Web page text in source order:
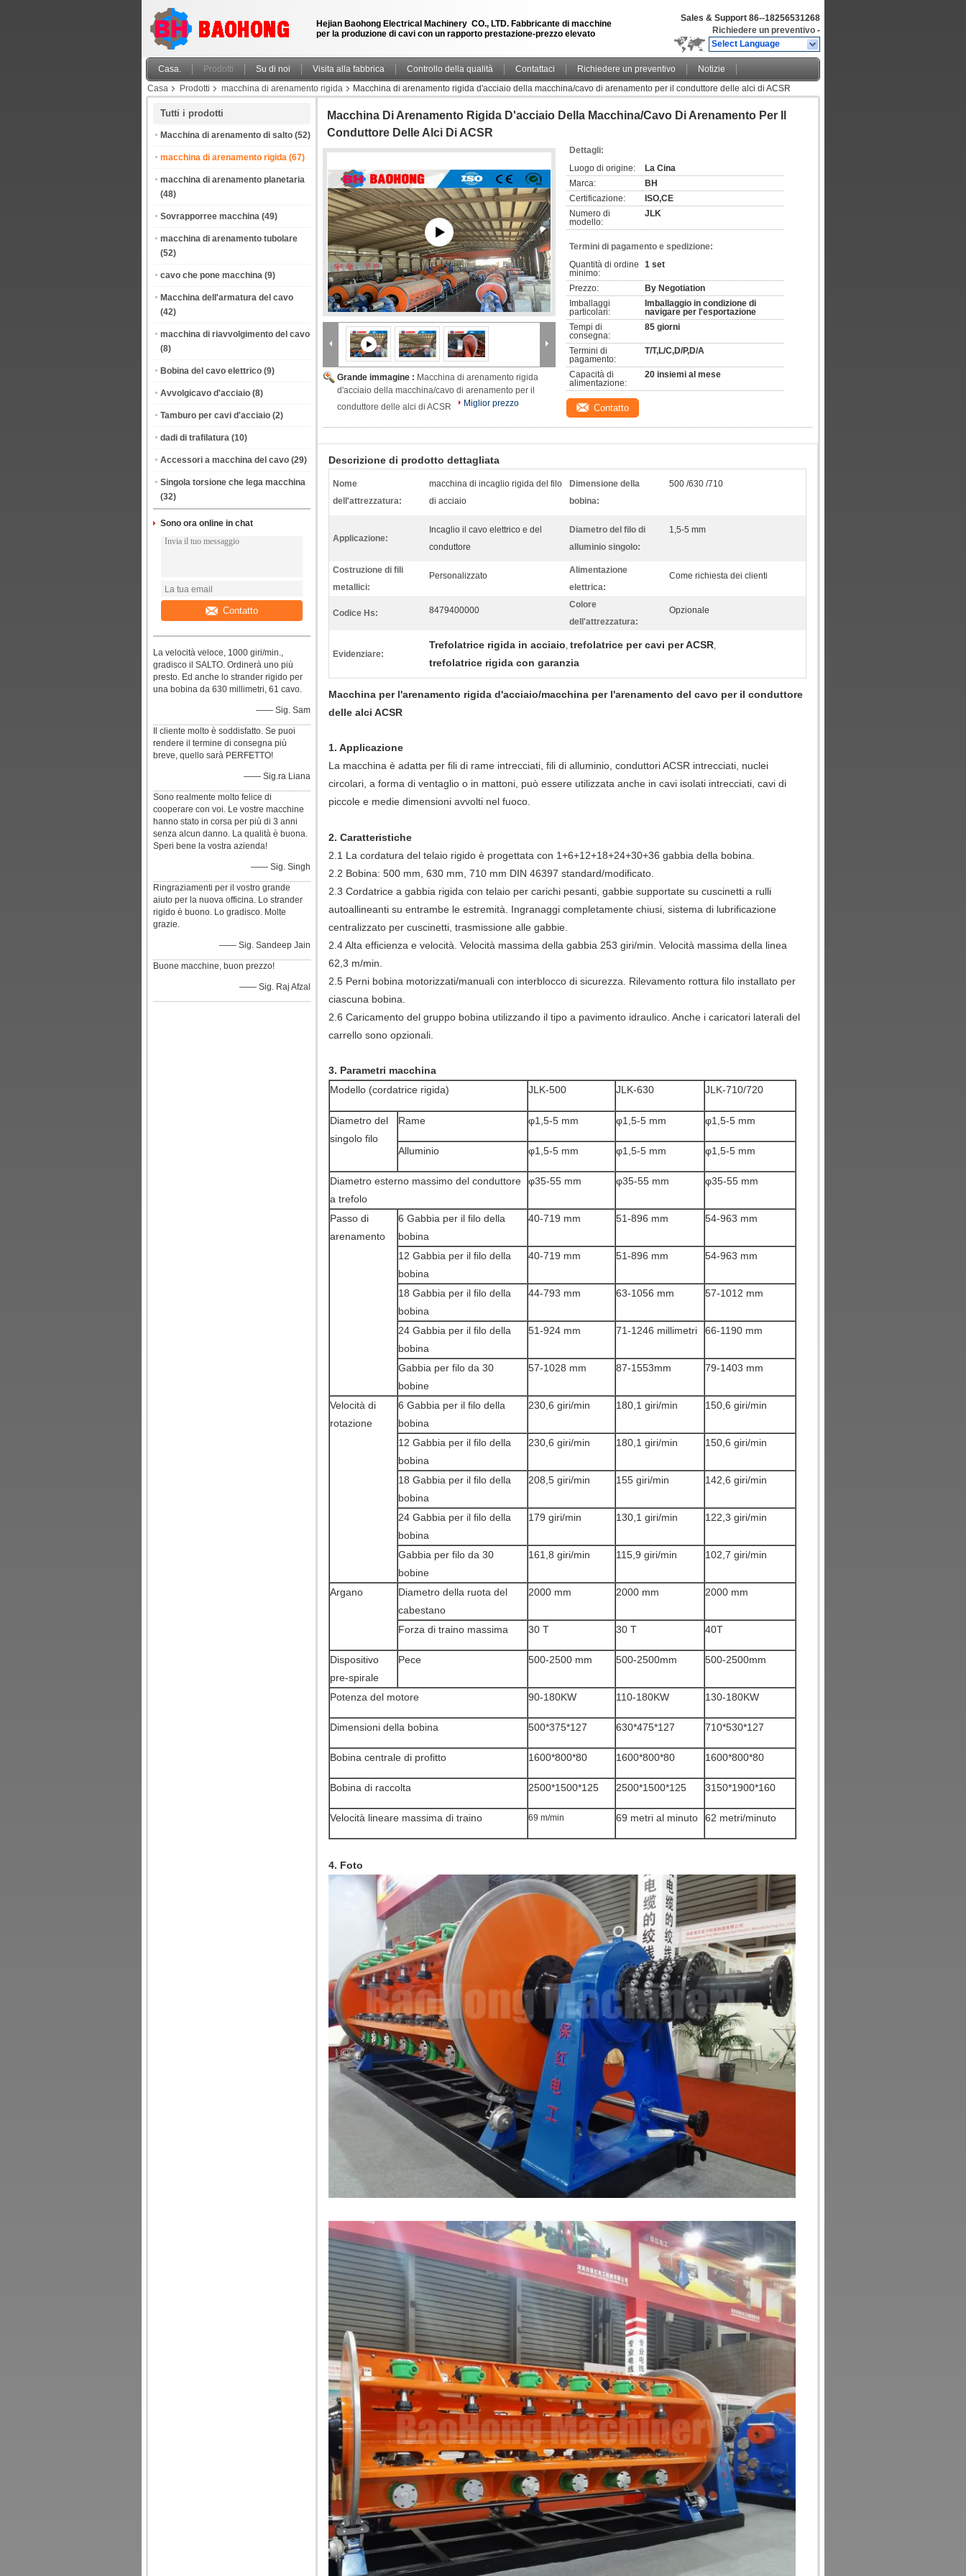
Hejian Baohong Electrical Machinery CO., LTD. Fabbricante di macchine
per la produzione di cavi con un rapporto prestazione-prezzo elevato
Sales & Support 86--18256531268
Richiedere un preventivo -
Select Language
Casa. Prodotti Su di noi Visita alla fabbrica Controllo della qualità Contattaci Richiedere un preventivo
Notizie
Casa
Prodotti macchina di arenamento rigida Macchina di arenamento rigida d'acciaio della macchina/cavo di arenamento per il conduttore delle alci di ACSR
Tutti i prodotti
Macchina di arenamento di salto (52)
macchina di arenamento rigida (67)
macchina di arenamento planetaria
(48)
Sovrapporree macchina (49)
macchina di arenamento tubolare
(52)
cavo che pone macchina (9)
Macchina dell'armatura del cavo
(42)
macchina di riavvolgimento del cavo
(8)
Bobina del cavo elettrico (9)
Avvolgicavo d'acciaio (8)
Tamburo per cavi d'acciaio (2)
dadi di trafilatura (10)
Accessori a macchina del cavo (29)
Singola torsione che lega macchina
(32)
Sono ora online in chat
Contatto
La velocità veloce, 1000 giri/min.,
gradisco il SALTO. Ordinerà uno più
presto. Ed anche lo strander rigido per
una bobina da 630 millimetri, 61 cavo.
—— Sig. Sam
Il cliente molto è soddisfatto. Se puoi
rendere il termine di consegna più
breve, quello sarà PERFETTO!
—— Sig.ra Liana
Sono realmente molto felice di
cooperare con voi. Le vostre macchine
hanno stato in corsa per più di 3 anni
senza alcun danno. La qualità è buona.
Speri bene la vostra azienda!
—— Sig. Singh
Ringraziamenti per il vostro grande
aiuto per la nuova officina. Lo strander
rigido è buono. Lo gradisco. Molte
grazie.
—— Sig. Sandeep Jain
Buone macchine, buon prezzo!
—— Sig. Raj Afzal
Macchina Di Arenamento Rigida D'acciaio Della Macchina/cavo Di Arenamento Per Il
Conduttore Delle Alci Di ACSR
Grande immagine : Macchina di arenamento rigida
d'acciaio della macchina/cavo di arenamento per il
conduttore delle alci di ACSR
Miglior prezzo
Dettagli:
Luogo di origine:
La Cina
Marca:
BH
Certificazione:
ISO,CE
Numero di
modello:
JLK
Termini di pagamento e spedizione:
Quantità di ordine
minimo:
1 set
Prezzo:
By Negotiation
Imballaggi
particolari:
Imballaggio in condizione di
navigare per l'esportazione
Tempi di
consegna:
85 giorni
Termini di
pagamento:
T/T,L/C,D/P,D/A
Capacità di
alimentazione:
20 insiemi al mese
Contatto
Descrizione di prodotto dettagliata
Nome
dell'attrezzatura:
macchina di incaglio rigida del filo
di acciaio
Dimensione della
bobina:
500 /630 /710
Applicazione:
Incaglio il cavo elettrico e del
conduttore
Diametro del filo di
alluminio singolo:
1,5-5 mm
Costruzione di fili
metallici:
Personalizzato
Alimentazione
elettrica:
Come richiesta dei clienti
Codice Hs: 8479400000
Colore
dell'attrezzatura:
Opzionale
Evidenziare:
Trefolatrice rigida in acciaio, trefolatrice per cavi per ACSR,
trefolatrice rigida con garanzia
Macchina per l'arenamento rigida d'acciaio/macchina per l'arenamento del cavo per il conduttore
delle alci ACSR
1. Applicazione
La macchina è adatta per fili di rame intrecciati, fili di alluminio, conduttori ACSR intrecciati, nuclei
circolari, a forma di ventaglio o in mattoni, può essere utilizzata anche in cavi isolati intrecciati, cavi di
piccole e medie dimensioni avvolti nel fuoco.
2. Caratteristiche
2.1 La cordatura del telaio rigido è progettata con 1+6+12+18+24+30+36 gabbia della bobina.
2.2 Bobina: 500 mm, 630 mm, 710 mm DIN 46397 standard/modificato.
2.3 Cordatrice a gabbia rigida con telaio per carichi pesanti, gabbie supportate su cuscinetti a rulli
autoallineanti su entrambe le estremità. Ingranaggi completamente chiusi, sistema di lubrificazione
centralizzato per cuscinetti, trasmissione alle gabbie.
2.4 Alta efficienza e velocità. Velocità massima della gabbia 253 giri/min. Velocità massima della linea
62,3 m/min.
2.5 Perni bobina motorizzati/manuali con interblocco di sicurezza. Rilevamento rottura filo installato per
ciascuna bobina.
2.6 Caricamento del gruppo bobina utilizzando il tipo a pavimento idraulico. Anche i caricatori laterali del
carrello sono opzionali.
3. Parametri macchina
Modello (cordatrice rigida)
JLK-500 JLK-630 JLK-710/720
Diametro del
singolo filo
Rame φ1,5-5 mm φ1,5-5 mm φ1,5-5 mm
Alluminio φ1,5-5 mm φ1,5-5 mm φ1,5-5 mm
Diametro esterno massimo del conduttore
a trefolo
φ35-55 mm φ35-55 mm φ35-55 mm
Passo di
arenamento
6 Gabbia per il filo della
bobina
40-719 mm 51-896 mm 54-963 mm
12 Gabbia per il filo della
bobina
40-719 mm 51-896 mm 54-963 mm
18 Gabbia per il filo della
bobina
44-793 mm 63-1056 mm 57-1012 mm
24 Gabbia per il filo della
bobina
51-924 mm 71-1246 millimetri 66-1190 mm
Gabbia per filo da 30
bobine
57-1028 mm 87-1553mm 79-1403 mm
Velocità di
rotazione
6 Gabbia per il filo della
bobina
230,6 giri/min 180,1 giri/min 150,6 giri/min
12 Gabbia per il filo della
bobina
230,6 giri/min 180,1 giri/min 150,6 giri/min
18 Gabbia per il filo della
bobina
208,5 giri/min 155 giri/min 142,6 giri/min
24 Gabbia per il filo della
bobina
179 giri/min 130,1 giri/min 122,3 giri/min
Gabbia per filo da 30
bobine
161,8 giri/min 115,9 giri/min 102,7 giri/min
Argano
Diametro della ruota del
cabestano
2000 mm 2000 mm 2000 mm
Forza di traino massima 30 T 30 T 40T
Dispositivo
pre-spirale
Pece 500-2500 mm 500-2500mm 500-2500mm
Potenza del motore 90-180KW 110-180KW 130-180KW
Dimensioni della bobina 500*375*127 630*475*127 710*530*127
Bobina centrale di profitto 1600*800*80 1600*800*80 1600*800*80
Bobina di raccolta 2500*1500*125 2500*1500*125 3150*1900*160
Velocità lineare massima di traino 69 m/min 69 metri al minuto 62 metri/minuto
4. Foto